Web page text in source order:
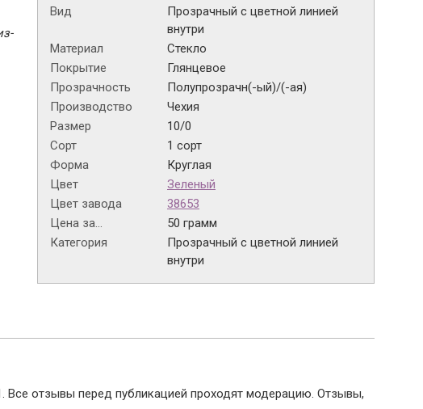
Вид
Прозрачный с цветной линией
внутри
Материал
Стекло
Покрытие
Глянцевое
Прозрачность
Полупрозрачн(-ый)/(-ая)
Производство
Чехия
Размер
10/0
Сорт
1 сорт
Форма
Круглая
Цвет
Зеленый
Цвет завода
38653
Цена за...
50 грамм
Категория
Прозрачный с цветной линией
внутри
Все отзывы перед публикацией проходят модерацию. Отзывы,